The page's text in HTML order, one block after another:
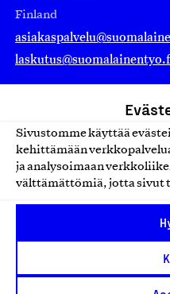
Sivustomme käyttää
kehittämään
ja analysoimaan
välttämättömiä, jotta sivut
Finland
Avainlippu